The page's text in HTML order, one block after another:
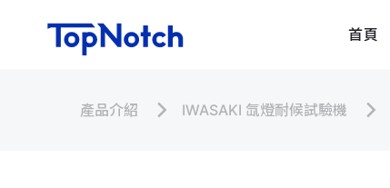
首頁
產品介紹 IWASAKI 氙燈耐候試驗機